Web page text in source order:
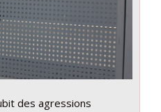
des agressions